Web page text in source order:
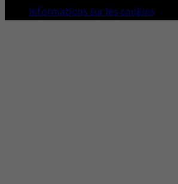
Informations sur les cookies